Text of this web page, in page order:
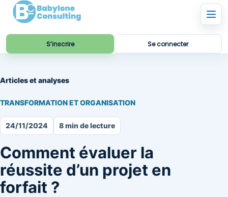
S’inscrire Se connecter
Articles et analyses
TRANSFORMATION ET ORGANISATION
24/11/2024 8 min de lecture
Comment évaluer la
réussite d’un projet en
forfait ?